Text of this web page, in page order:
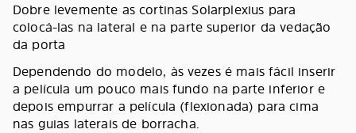
Dobre levemente as cortinas Solarplexius para
colocá-las na lateral e na parte superior da vedação
da porta
Dependendo do modelo, às vezes é mais fácil inserir
a película um pouco mais fundo na parte inferior e
depois empurrar a película (flexionada) para cima
nas guias laterais de borracha.